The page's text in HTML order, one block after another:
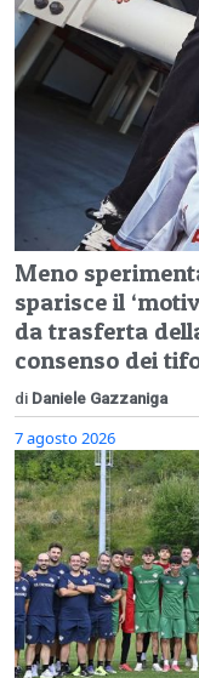
Meno
sparisce il
da trasferta
consenso dei
di Daniele Gazzaniga
7 agosto 2026